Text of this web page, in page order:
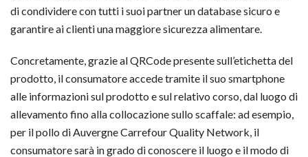
di condividere con tutti i suoi partner un database sicuro e
garantire ai clienti una maggiore sicurezza alimentare.
Concretamente, grazie al QRCode presente sull’etichetta del
prodotto, il consumatore accede tramite il suo smartphone
alle informazioni sul prodotto e sul relativo corso, dal luogo di
allevamento fino alla collocazione sullo scaffale: ad esempio,
per il pollo di Auvergne Carrefour Quality Network, il
consumatore sarà in grado di conoscere il luogo e il modo di